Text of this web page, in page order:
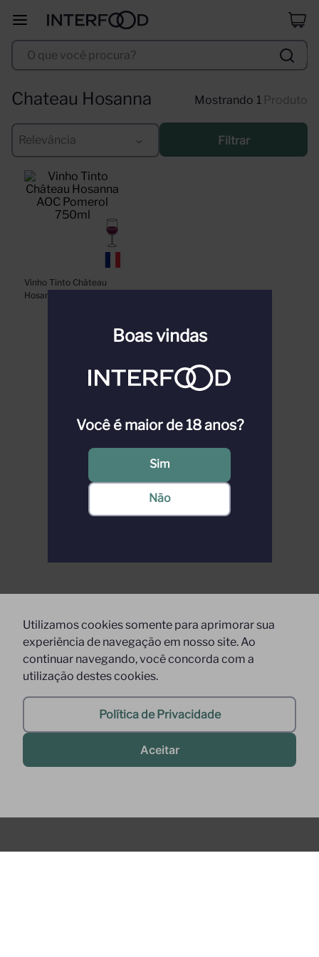
Utilizamos cookies somente para aprimorar sua
experiência de navegação em nosso site. Ao
continuar navegando, você concorda com a
utilização destes cookies.
Política de Privacidade
Aceitar
O que você procura?
Chateau Hosanna 1 Produto
Relevância Filtrar
Vinho Tinto Château
Hosanna AOC Pomerol
Boas vindas
Você é maior de 18 anos?
Sim
Não
º erdinger
10ºcorpus astral